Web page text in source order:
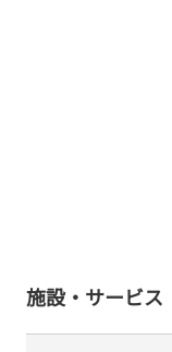
施設・サービス